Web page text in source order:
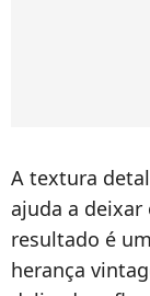
A textura
ajuda a
resultado é
herança